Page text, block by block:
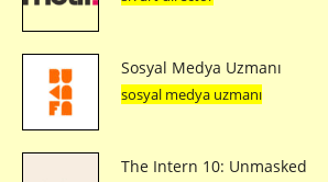
Sosyal Medya Uzmanı
sosyal medya uzmanı
The Intern 10: Unmasked